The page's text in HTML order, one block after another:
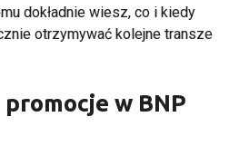
dokładnie wiesz, co i kiedy
otrzymywać kolejne transze
w BNP